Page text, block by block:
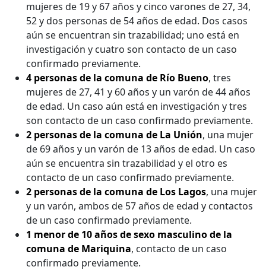
mujeres de 19 y 67 años y cinco varones de 27, 34,
52 y dos personas de 54 años de edad. Dos casos
aún se encuentran sin trazabilidad; uno está en
investigación y cuatro son contacto de un caso
confirmado previamente.
4 personas de la comuna de Río Bueno, tres
mujeres de 27, 41 y 60 años y un varón de 44 años
de edad. Un caso aún está en investigación y tres
son contacto de un caso confirmado previamente.
2 personas de la comuna de La Unión, una mujer
de 69 años y un varón de 13 años de edad. Un caso
aún se encuentra sin trazabilidad y el otro es
contacto de un caso confirmado previamente.
2 personas de la comuna de Los Lagos, una mujer
y un varón, ambos de 57 años de edad y contactos
de un caso confirmado previamente.
1 menor de 10 años de sexo masculino de la
comuna de Mariquina, contacto de un caso
confirmado previamente.